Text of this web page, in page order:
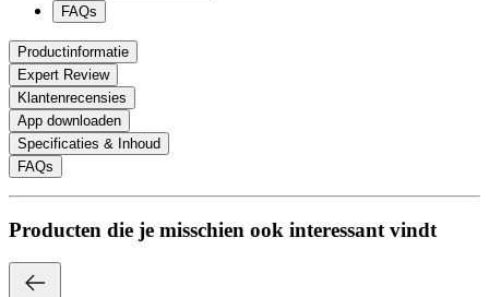
FAQs
Productinformatie
Expert Review
Klantenrecensies
App downloaden
Specificaties & Inhoud
FAQs
Producten die je misschien ook interessant vindt